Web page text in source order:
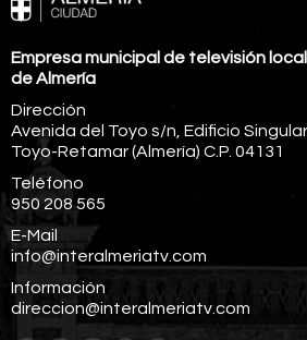
Empresa municipal de televisión
de Almería
Dirección
Avenida del Toyo s/n, Edificio Singular
Toyo-Retamar (Almería) C.P. 04131
Teléfono
950 208 565
E-Mail
info@interalmeriatv.com
Información
direccion@interalmeriatv.com